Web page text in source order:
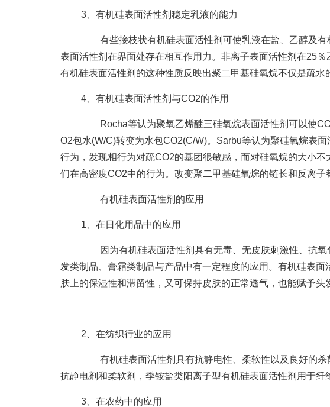
3、有机硅表面活性剂稳定乳液的能力
有些接枝状有机硅表面活性剂可使乳液在盐、乙醇及有
表面活性剂在界面处存在相互作用力。非离子表面活性剂在25
有机硅表面活性剂的这种性质反映出聚二甲基硅氧烷不仅是疏
4、有机硅表面活性剂与CO2的作用
Rocha等认为聚氧乙烯醚三硅氧烷表面活性剂可以使
O2包水(W/C)转变为水包CO2(C/W)。Sarbu等认为聚硅氧烷表
行为，发现相行为对疏CO2的基团很敏感，而对硅氧烷的大小
们在高密度CO2中的行为。改变聚二甲基硅氧烷的链长和反离子
有机硅表面活性剂的应用
1、在日化用品中的应用
因为有机硅表面活性剂具有无毒、无皮肤刺激性、抗氧
发类制品、膏霜类制品与产品中有一定程度的应用。有机硅表
肤上的保湿性和滞留性，又可保持皮肤的正常透气，也能赋予头
2、在纺织行业的应用
有机硅表面活性剂具有抗静电性、柔软性以及良好的杀
抗静电剂和柔软剂，季铵盐类阳离子型有机硅表面活性剂用于
3、在农药中的应用